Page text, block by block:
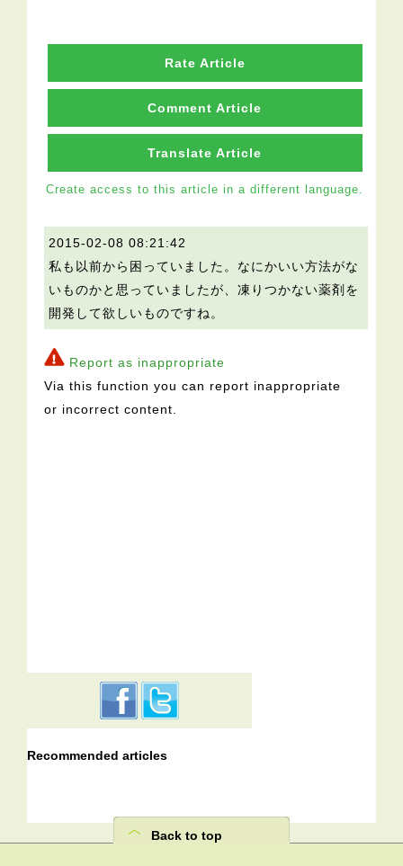
Rate Article
Comment Article
Translate Article
Create access to this article in a different language.
2015-02-08 08:21:42
私も以前から困っていました。なにかいい方法がな
いものかと思っていましたが、凍りつかない薬剤を
開発して欲しいものですね。
Report as inappropriate
Via this function you can report inappropriate
or incorrect content.
Recommended articles
Back to top